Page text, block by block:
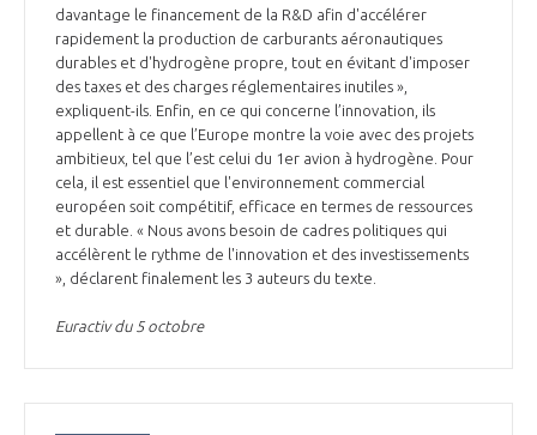
EMPLOI & FORMATION
ENVIRONNEMENT
INNOVATION
INTERNATIONALISATION
LES PUBLICATIONS
DOCUMENTS & BROCHURES
RAPPORTS D'ACTIVITÉS
davantage le financement de la R&D afin d'accélérer
rapidement la production de carburants aéronautiques
durables et d'hydrogène propre, tout en évitant d'imposer
des taxes et des charges réglementaires inutiles »,
expliquent-ils. Enfin, en ce qui concerne l’innovation, ils
appellent à ce que l’Europe montre la voie avec des projets
ambitieux, tel que l’est celui du 1er avion à hydrogène. Pour
cela, il est essentiel que l'environnement commercial
européen soit compétitif, efficace en termes de ressources
et durable. « Nous avons besoin de cadres politiques qui
accélèrent le rythme de l'innovation et des investissements
», déclarent finalement les 3 auteurs du texte.
Euractiv du 5 octobre